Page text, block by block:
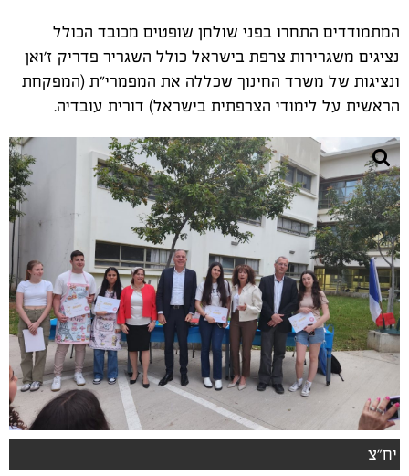
המתמודדים התחרו בפני שולחן שופטים מכובד הכולל
נציגים משגרירות צרפת בישראל כולל השגריר פדריק ז'ואן
ונציגות של משרד החינוך שכללה את המפמרי"ת (המפקחת
הראשית על לימודי הצרפתית בישראל) דורית עובדיה.
יח"צ